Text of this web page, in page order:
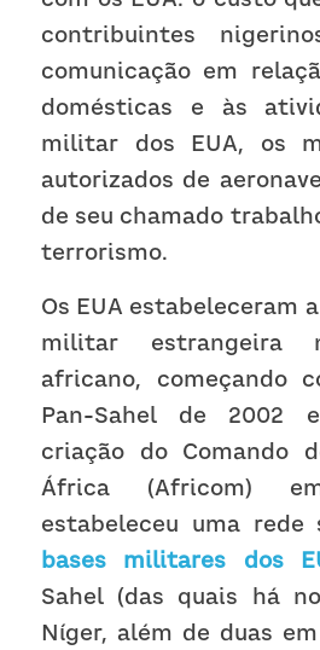
contribuintes
comunicação em
domésticas e às
militar dos EUA, os
autorizados de
de seu chamado
terrorismo.
Os EUA estabeleceram
militar estrangeira
africano, começando
Pan-Sahel de 2002
criação do Comando
África (Africom)
bases militares dos
Sahel (das quais há
Níger, além de duas